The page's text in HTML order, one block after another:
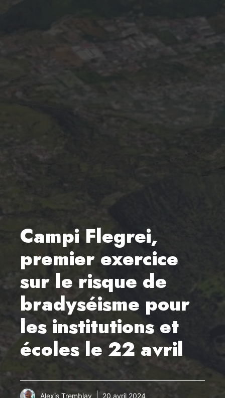
Campi Flegrei,
premier exercice
sur le risque de
bradyséisme pour
les institutions et
écoles le 22 avril
Alexis Tremblay 20 avril 2024